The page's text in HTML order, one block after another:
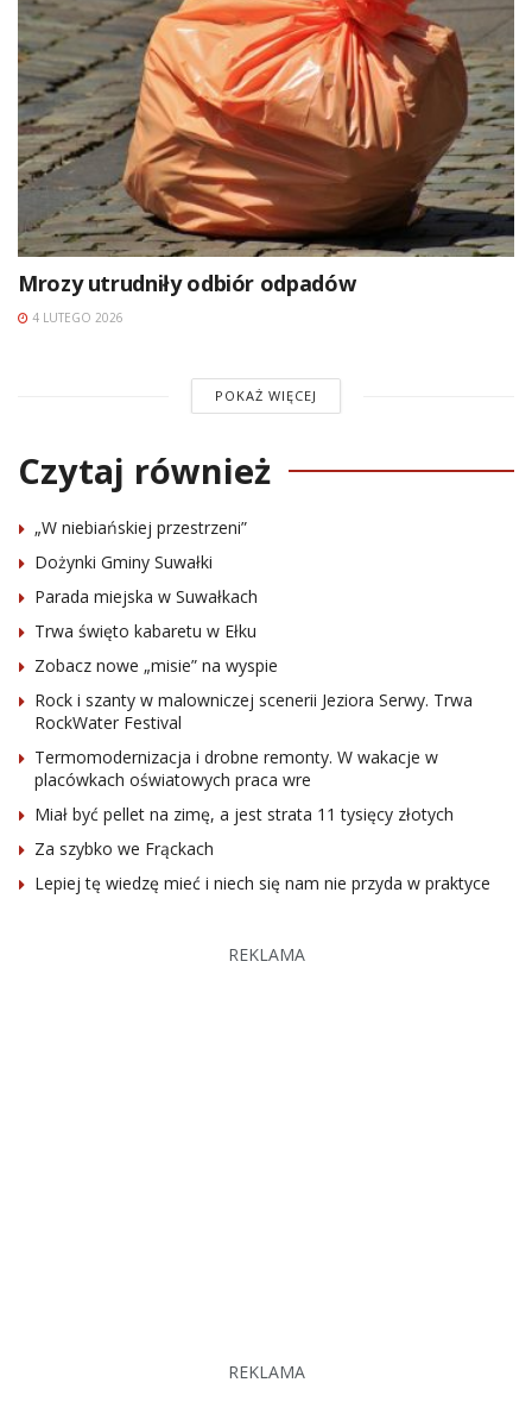
Mrozy utrudniły odbiór odpadów
4 LUTEGO 2026
POKAŻ WIĘCEJ
Czytaj również
„W niebiańskiej przestrzeni”
Dożynki Gminy Suwałki
Parada miejska w Suwałkach
Trwa święto kabaretu w Ełku
Zobacz nowe „misie” na wyspie
Rock i szanty w malowniczej scenerii Jeziora Serwy. Trwa
RockWater Festival
Termomodernizacja i drobne remonty. W wakacje w
placówkach oświatowych praca wre
Miał być pellet na zimę, a jest strata 11 tysięcy złotych
Za szybko we Frąckach
Lepiej tę wiedzę mieć i niech się nam nie przyda w praktyce
REKLAMA
REKLAMA